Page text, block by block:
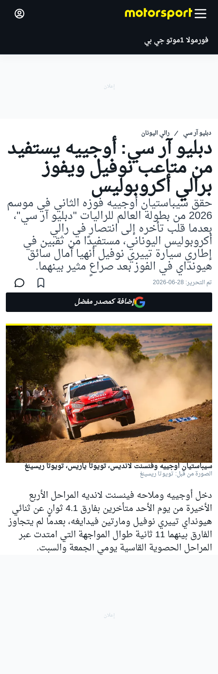
فورمولا 1 موتو جي بي
دبليو آر سي رالي اليونان
دبليو آر سي: أوجييه يستفيد
من متاعب نوفيل ويفوز
برالي أكروبوليس
حقق سيباستيان أوجييه فوزه الثاني في موسم
2026 من بطولة العالم للراليات "دبليو آر سي"،
بعدما قلب تأخره إلى انتصار في رالي
أكروبوليس اليوناني، مستفيدًا من ثقبين في
إطاري سيارة تييري نوفيل أنهيا آمال سائق
هيونداي في الفوز بعد صراعٍ مثير بينهما.
تم التحرير: 28-06-2026
إضافة كمصدر مفضل
سيباستيان أوجييه وفنسنت لانديس، تويوتا ياريس، تويوتا ريسينغ
الصورة من قبل: تويوتا ريسينغ
دخل أوجييه وملاحه فينسنت لانديه المراحل الأربع
الأخيرة من يوم الأحد متأخرين بفارق 4.1 ثوانٍ عن ثنائي
هيونداي تييري نوفيل ومارتين فيدايغه، بعدما لم يتجاوز
الفارق بينهما 11 ثانية طوال المواجهة التي امتدت عبر
المراحل الحصوية القاسية يومي الجمعة والسبت.